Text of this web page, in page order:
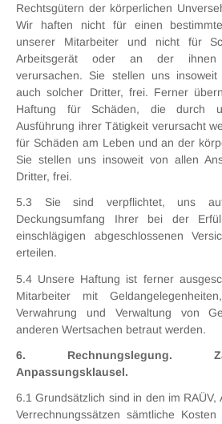
Rechtsgütern der körperlichen
Wir haften nicht für einen
unserer Mitarbeiter und nicht für
Arbeitsgerät oder an der ihnen
verursachen. Sie stellen uns
auch solcher Dritter, frei. Ferner
Haftung für Schäden, die durch
Ausführung ihrer Tätigkeit verursacht
für Schäden am Leben und an der
Sie stellen uns insoweit von allen
Dritter, frei.
5.3 Sie sind verpflichtet, uns
Deckungsumfang Ihrer bei der
einschlägigen abgeschlossenen
erteilen.
5.4 Unsere Haftung ist ferner
Mitarbeiter mit
Verwahrung und Verwaltung von
anderen Wertsachen betraut werden.
6. Rechnungslegung.
Anpassungsklausel.
6.1 Grundsätzlich sind in den im RAÜV,
Verrechnungssätzen sämtliche